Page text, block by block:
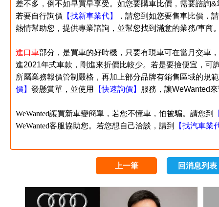
差不多，倒不如早買早享受。如您要購車比價，需要諮詢
若要自行詢價【找新車業代】
，請您到如您要售車比價，
熱情幫助您，提供專業諮詢，並幫您找到滿意的業務/車商
進口車部分，是買車的好時機，只要有現車可在當月交車
進2021年式車款，剛進來折價比較少。若是要撿便宜，可
所屬業務報價管制嚴格，再加上部分品牌有銷售區域的規
價】 發懸賞單，並使用 【快速詢價】 服務，讓WeWanted
WeWanted讓買新車變簡單，若您不懂車，怕被騙。 請您到
WeWanted客服協助您。若您想自己洽談，請到
【找汽車業
上一筆 回消息列表